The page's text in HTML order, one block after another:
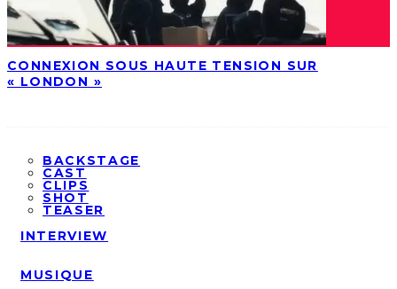
CONNEXION SOUS HAUTE TENSION SUR
« LONDON »
BACKSTAGE
CAST
CLIPS
SHOT
TEASER
INTERVIEW
MUSIQUE